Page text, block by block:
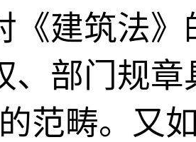
《建筑法
、部门规
范畴。又